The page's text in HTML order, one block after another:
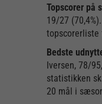
Topscorer på
19/27
topscorerliste
Bedste
Iversen, 78/
statistikken
20 mål i